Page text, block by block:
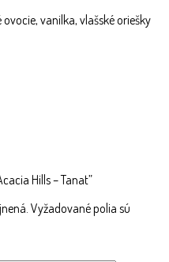
vanilka, vlašské oriešky
Hills – Tanat”
Vyžadované polia sú